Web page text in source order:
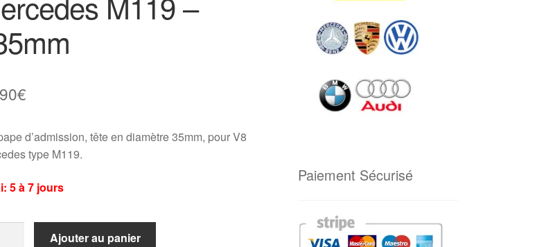
€
d’admission, tête en diamètre 35mm, pour V8
type M119.
5 à 7 jours
Ajouter au panier
Paiement Sécurisé